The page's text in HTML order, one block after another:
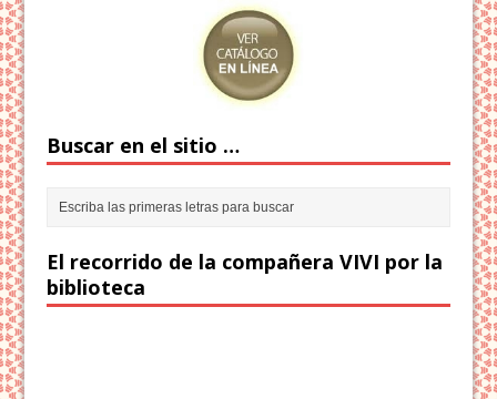
Buscar en el sitio …
El recorrido de la compañera VIVI por la
biblioteca